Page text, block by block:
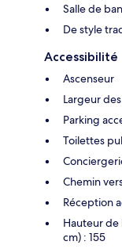
Salle de
De style
Accessibilité
Ascenseur
Largeur
Parking
Toilettes
Chemin
Réception
Hauteur de
cm) : 155